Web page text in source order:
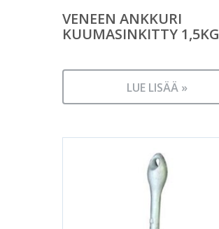
VENEEN ANKKURI
KUUMASINKITTY 1,5KG
LUE LISÄÄ »